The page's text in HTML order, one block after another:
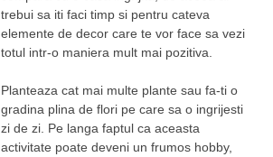
trebui sa iti faci timp si pentru cateva
elemente de decor care te vor face sa vezi
totul intr-o maniera mult mai pozitiva.
Planteaza cat mai multe plante sau fa-ti o
gradina plina de flori pe care sa o ingrijesti
zi de zi. Pe langa faptul ca aceasta
activitate poate deveni un frumos hobby,